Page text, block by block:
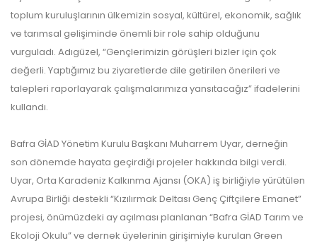
toplum kuruluşlarının ülkemizin sosyal, kültürel, ekonomik, sağlık
ve tarımsal gelişiminde önemli bir role sahip olduğunu
vurguladı. Adıgüzel, “Gençlerimizin görüşleri bizler için çok
değerli. Yaptığımız bu ziyaretlerde dile getirilen önerileri ve
talepleri raporlayarak çalışmalarımıza yansıtacağız” ifadelerini
kullandı.
Bafra GİAD Yönetim Kurulu Başkanı Muharrem Uyar, derneğin
son dönemde hayata geçirdiği projeler hakkında bilgi verdi.
Uyar, Orta Karadeniz Kalkınma Ajansı (OKA) iş birliğiyle yürütülen
Avrupa Birliği destekli “Kızılırmak Deltası Genç Çiftçilere Emanet”
projesi, önümüzdeki ay açılması planlanan “Bafra GİAD Tarım ve
Ekoloji Okulu” ve dernek üyelerinin girişimiyle kurulan Green